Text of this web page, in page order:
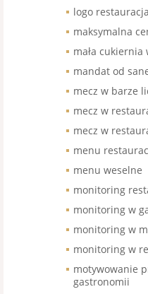
logo restauracja
maksymalna
mała cukiernia
mandat od
mecz w barze
mecz w
mecz w
menu
menu weselne
monitoring
monitoring w
monitoring w
monitoring w
motywowanie
gastronomii